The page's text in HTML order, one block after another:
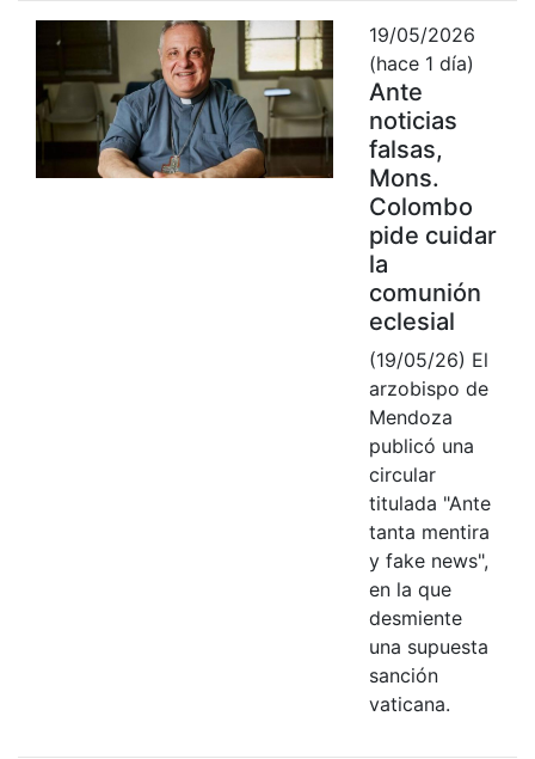
19/05/2026
(hace 1 día)
Ante
noticias
falsas,
Mons.
Colombo
pide cuidar
la
comunión
eclesial
(19/05/26) El
arzobispo de
Mendoza
publicó una
circular
titulada "Ante
tanta mentira
y fake news",
en la que
desmiente
una supuesta
sanción
vaticana.